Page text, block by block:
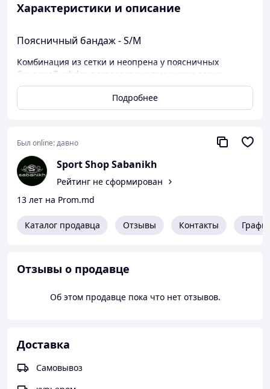
Характеристики и описание
Поясничный бандаж - S/M
Комбинация из сетки и неопрена у поясничных
бандажей adidas позволяет анатомически верно
разместить бандаж на пояснице. Конструкция
поддерживает суставы позвоночника и компенсирует
небольшие нарушения мягких тканей.
и обеспечивает максимум компресcии
Удобно облегает, обеспечивая дополнительную
поддержку
Доставка по всей России
Подробнее
Был online:давно
Sport Shop Sabanikh
Рейтинг не сформирован
13 лет на Prom.md
Каталог продавца Отзывы Контакты
Отзывы о продавце
Об этом продавце пока что нет отзывов.
Доставка
Самовывоз